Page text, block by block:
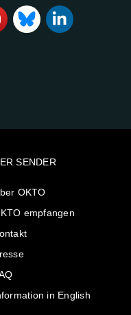
SENDER
OKTO
empfangen
in English